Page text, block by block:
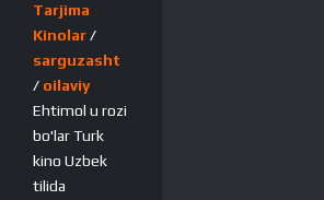
Tarjima
Kinolar/
sarguzasht
/ oilaviy
Ehtimol u rozi
bo'lar Turk
kino Uzbek
tilida